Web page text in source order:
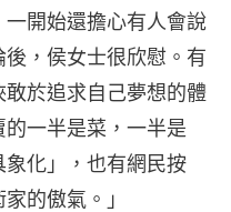
開始還擔心有人會說
，侯女士很欣慰。有
於追求自己夢想的體
一半是菜，一半是
化」，也有網民按
的傲氣。」